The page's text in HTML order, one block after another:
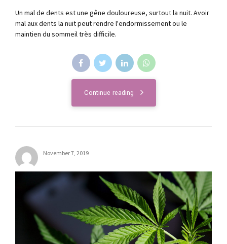
Un mal de dents est une gêne douloureuse, surtout la nuit. Avoir
mal aux dents la nuit peut rendre l'endormissement ou le
maintien du sommeil très difficile.
Continue reading
November 7, 2019